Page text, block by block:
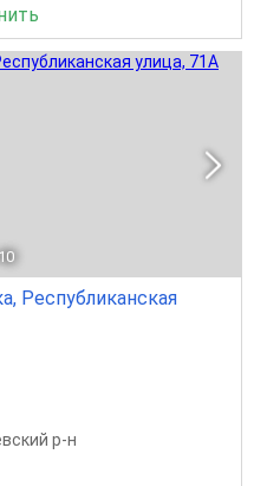
Республиканская
р-н